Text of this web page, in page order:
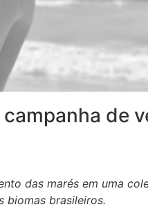
de
das marés em uma
biomas brasileiros.